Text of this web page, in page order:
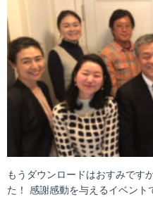
もうダウンロードはおすみです
た！ 感謝感動を与えるイベント